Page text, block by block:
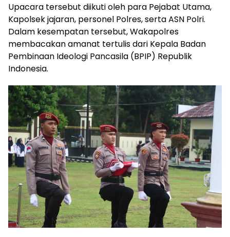
Upacara tersebut diikuti oleh para Pejabat Utama,
Kapolsek jajaran, personel Polres, serta ASN Polri.
Dalam kesempatan tersebut, Wakapolres
membacakan amanat tertulis dari Kepala Badan
Pembinaan Ideologi Pancasila (BPIP) Republik
Indonesia.